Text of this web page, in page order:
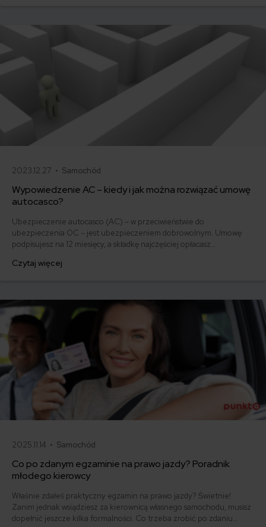
2023.12.27 • Samochód
Wypowiedzenie AC – kiedy i jak można rozwiązać umowę
autocasco?
Ubezpieczenie autocasco (AC) – w przeciwieństwie do
ubezpieczenia OC – jest ubezpieczeniem dobrowolnym. Umowę
podpisujesz na 12 miesięcy, a składkę najczęściej opłacasz
ofertę lub zdecydowałeś się sprzedać samochód w trakcie trwania
Czytaj więcej
2025.11.14 • Samochód
Co po zdanym egzaminie na prawo jazdy? Poradnik
młodego kierowcy
Właśnie zdałeś praktyczny egzamin na prawo jazdy? Świetnie!
Zanim jednak wsiądziesz za kierownicą własnego samochodu, musisz
dopełnić jeszcze kilka formalności. Co trzeba zrobić po zdaniu